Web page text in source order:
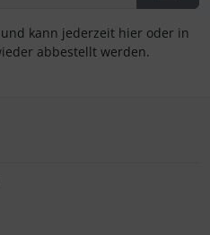
kann jederzeit hier oder in
abbestellt werden.